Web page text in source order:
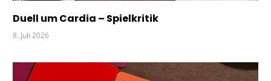
Duell um Cardia – Spielkritik
8. Juli 2026